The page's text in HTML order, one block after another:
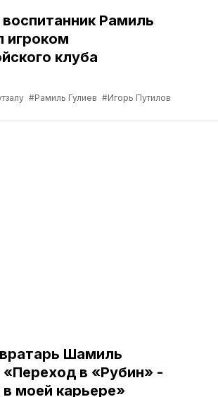
Рамиль
игроком
клуба
#Рамиль Гулиев #Игорь Путилов
Шамиль
в «Рубин» -
моей карьере»